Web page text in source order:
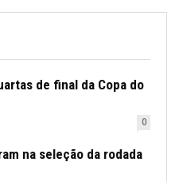
de final da Copa do
0
na seleção da rodada